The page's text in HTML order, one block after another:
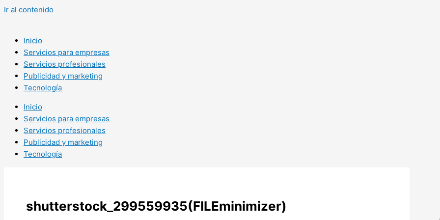
Ir al contenido
Inicio
Servicios para empresas
Servicios profesionales
Publicidad y marketing
Tecnología
Inicio
Servicios para empresas
Servicios profesionales
Publicidad y marketing
Tecnología
shutterstock_299559935(FILEminimizer)